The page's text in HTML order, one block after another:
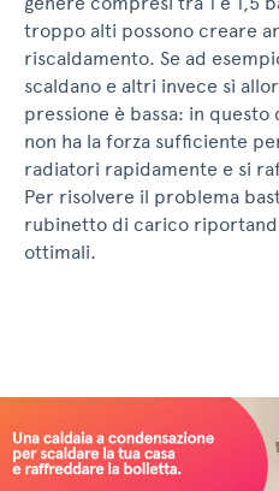
troppo alti possono creare
riscaldamento. Se ad
scaldano e altri invece sì
pressione è bassa: in questo
non ha la forza sufficiente
radiatori rapidamente e si
Per risolvere il problema
rubinetto di carico
ottimali.